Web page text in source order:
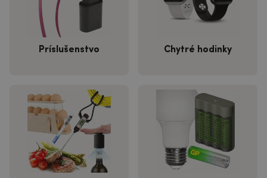
Príslušenstvo Chytré hodinky